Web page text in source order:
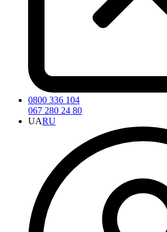
0800 336 104
067 280 24 80
UARU